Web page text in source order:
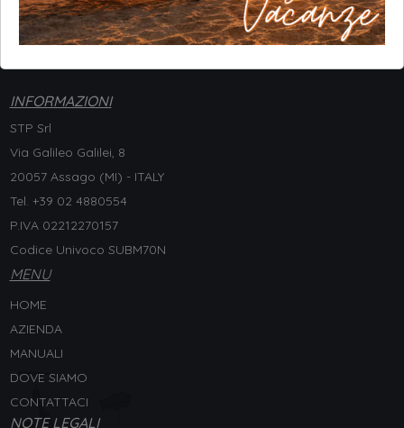
INFORMAZIONI
STP Srl
Via Galileo Galilei, 8
20057 Assago (MI) - ITALY
Tel. +39 02 4880554
P.IVA 02212270157
Codice Univoco SUBM70N
MENU
HOME
AZIENDA
MANUALI
DOVE SIAMO
CONTATTACI
NOTE LEGALI